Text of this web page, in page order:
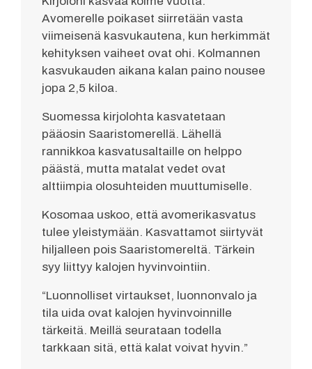
Avomerelle poikaset siirretään vasta
viimeisenä kasvukautena, kun herkimmät
kehityksen vaiheet ovat ohi. Kolmannen
kasvukauden aikana kalan paino nousee
jopa 2,5 kiloa.
Suomessa kirjolohta kasvatetaan
pääosin Saaristomerellä. Lähellä
rannikkoa kasvatusaltaille on helppo
päästä, mutta matalat vedet ovat
alttiimpia olosuhteiden muuttumiselle.
Kosomaa uskoo, että avomerikasvatus
tulee yleistymään. Kasvattamot siirtyvät
hiljalleen pois Saaristomereltä. Tärkein
syy liittyy kalojen hyvinvointiin.
“Luonnolliset virtaukset, luonnonvalo ja
tila uida ovat kalojen hyvinvoinnille
tärkeitä. Meillä seurataan todella
tarkkaan sitä, että kalat voivat hyvin.”